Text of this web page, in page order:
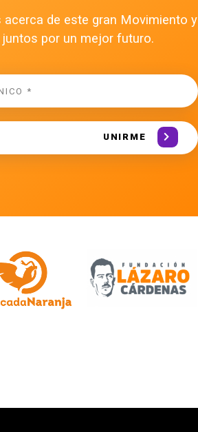
acerca de este gran Movimiento y
por un mejor futuro.
UNIRME